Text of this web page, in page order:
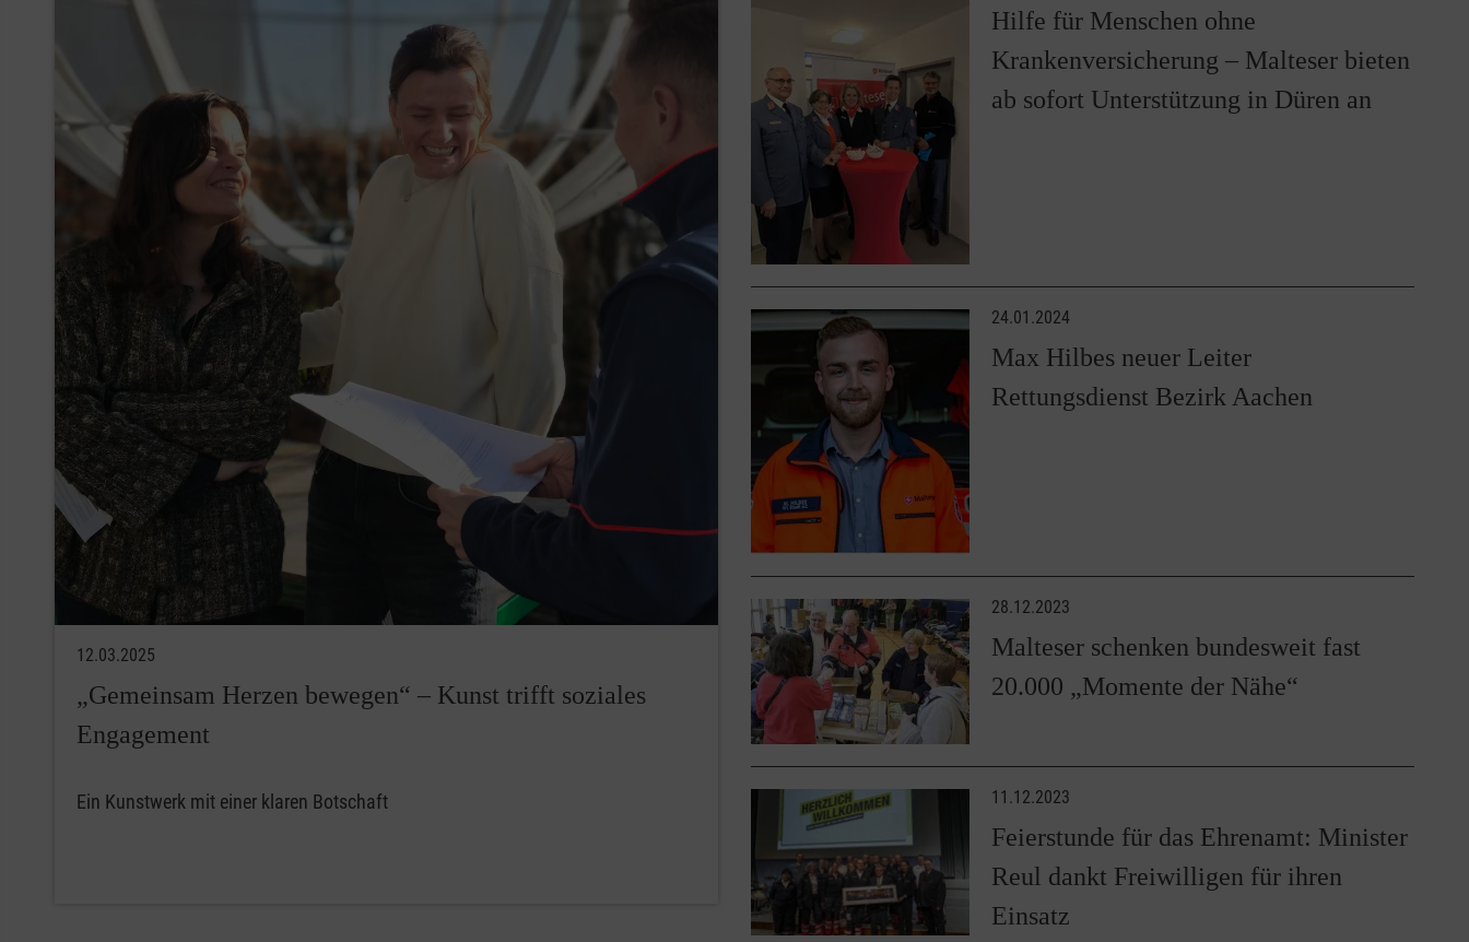
12.03.2025
„Gemeinsam Herzen bewegen“ – Kunst trifft soziales
Engagement
Ein Kunstwerk mit einer klaren Botschaft
Hilfe für Menschen ohne
Krankenversicherung – Malteser bieten
ab sofort Unterstützung in Düren an
24.01.2024
Max Hilbes neuer Leiter
Rettungsdienst Bezirk Aachen
28.12.2023
Malteser schenken bundesweit fast
20.000 „Momente der Nähe“
11.12.2023
Feierstunde für das Ehrenamt: Minister
Reul dankt Freiwilligen für ihren
Einsatz